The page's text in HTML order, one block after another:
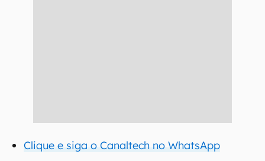
Clique e siga o Canaltech no WhatsApp